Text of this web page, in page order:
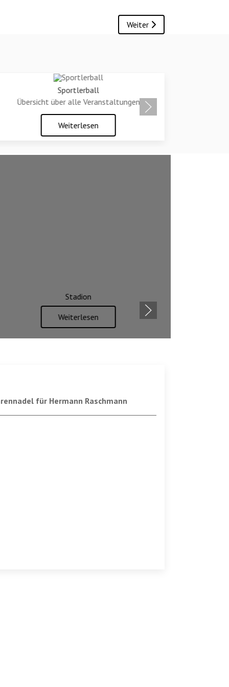
Nächster Beitrag:
Weiter
Sportlerball
Übersicht über alle Veranstaltungen
Weiterlesen
Stadion
Weiterlesen
für Hermann Raschmann